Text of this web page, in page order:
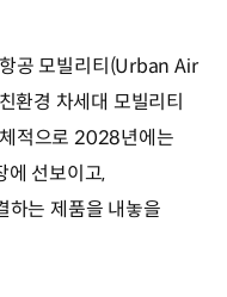
공 모빌리티(Urban Air
환경 차세대 모빌리티
적으로 2028년에는
에 선보이고,
는 제품을 내놓을